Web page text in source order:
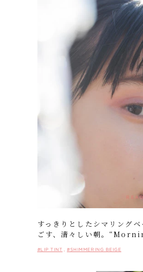
すっきりとしたシマリングベ
ごす、清々しい朝。
#LIP TINT #SHIMMERING BEIGE